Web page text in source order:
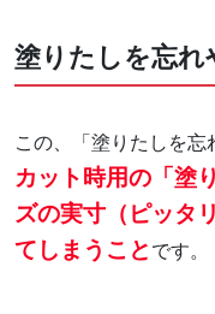
塗りたしを忘
この、「塗りたしを忘
カット時用の「塗
ズの実寸（ピッタ
てしまうことです。